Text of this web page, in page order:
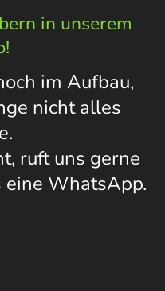
in unserem
im Aufbau,
nicht alles
ruft uns gerne
eine WhatsApp.